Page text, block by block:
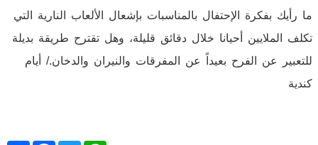
ما رأيك بفكرة الإحتفال بالمناسبات بإشعال الألعاب النارية التي
تكلف الملايين أحيانا خلال دقائق قليلة، وهل تقترح طريقة بديلة
للتعبير عن الفرح بعيداً عن المفرقات والنيران والدخان./ أيام
كندية